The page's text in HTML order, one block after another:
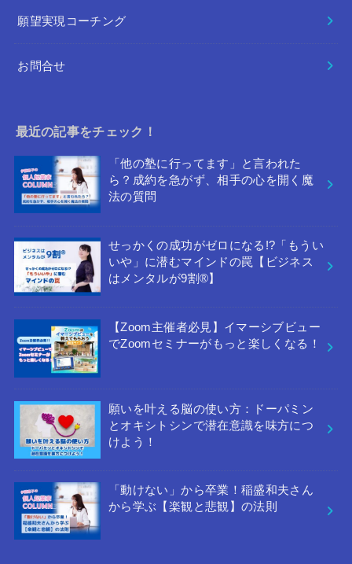
願望実現コーチング
お問合せ
最近の記事をチェック！
「他の塾に行ってます」と言われた
ら？成約を急がず、相手の心を開く魔
法の質問
せっかくの成功がゼロになる!?「もうい
いや」に潜むマインドの罠【ビジネス
はメンタルが9割®︎】
【Zoom主催者必見】イマーシブビュー
でZoomセミナーがもっと楽しくなる！
願いを叶える脳の使い方：ドーパミン
とオキシトシンで潜在意識を味方につ
けよう！
「動けない」から卒業！稲盛和夫さん
から学ぶ【楽観と悲観】の法則